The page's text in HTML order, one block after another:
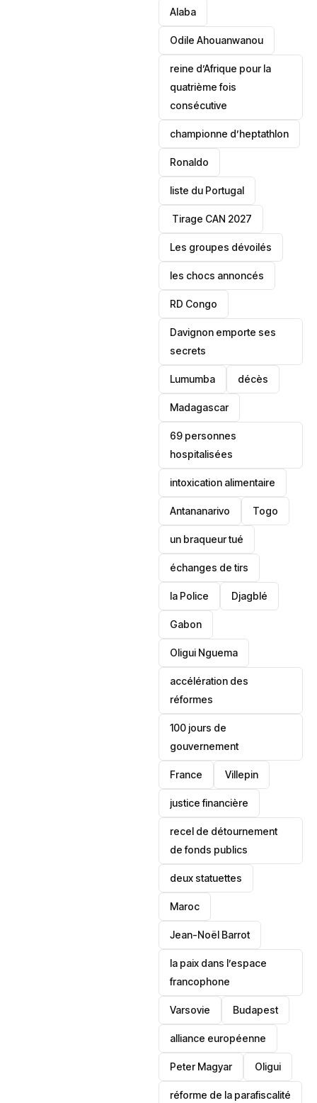
Alaba
Odile Ahouanwanou
reine d’Afrique pour la
quatrième fois
consécutive
championne d’heptathlon
Ronaldo
liste du Portugal
‎ Tirage CAN 2027
Les groupes dévoilés
les chocs annoncés
‎RD Congo
Davignon emporte ses
secrets
Lumumba décès
‎Madagascar
69 personnes
hospitalisées
intoxication alimentaire
Antananarivo ‎Togo
un braqueur tué
échanges de tirs
la Police Djagblé
Gabon
Oligui Nguema
accélération des
réformes
100 jours de
gouvernement
France Villepin
justice financière
recel de détournement
de fonds publics
deux statuettes
Maroc
Jean-Noël Barrot
la paix dans l’espace
francophone
‎Varsovie Budapest
alliance européenne
Peter Magyar Oligui
réforme de la parafiscalité